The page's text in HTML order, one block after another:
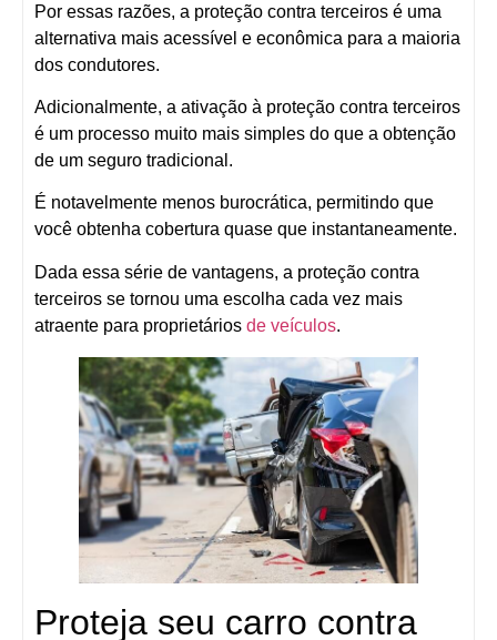
Por essas razões, a proteção contra terceiros é uma
alternativa mais acessível e econômica para a maioria
dos condutores.
Adicionalmente, a ativação à proteção contra terceiros
é um processo muito mais simples do que a obtenção
de um seguro tradicional.
É notavelmente menos burocrática, permitindo que
você obtenha cobertura quase que instantaneamente.
Dada essa série de vantagens, a proteção contra
terceiros se tornou uma escolha cada vez mais
atraente para proprietários de veículos.
Proteja seu carro contra